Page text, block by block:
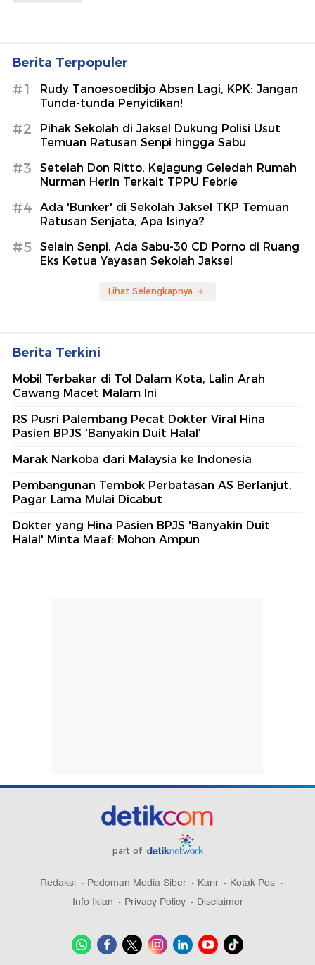
Berita Terpopuler
#1
Rudy Tanoesoedibjo Absen Lagi, KPK: Jangan
Tunda-tunda Penyidikan!
#2
Pihak Sekolah di Jaksel Dukung Polisi Usut
Temuan Ratusan Senpi hingga Sabu
#3
Setelah Don Ritto, Kejagung Geledah Rumah
Nurman Herin Terkait TPPU Febrie
#4
Ada 'Bunker' di Sekolah Jaksel TKP Temuan
Ratusan Senjata, Apa Isinya?
#5
Selain Senpi, Ada Sabu-30 CD Porno di Ruang
Eks Ketua Yayasan Sekolah Jaksel
Lihat Selengkapnya
Berita Terkini
Mobil Terbakar di Tol Dalam Kota, Lalin Arah
Cawang Macet Malam Ini
RS Pusri Palembang Pecat Dokter Viral Hina
Pasien BPJS 'Banyakin Duit Halal'
Marak Narkoba dari Malaysia ke Indonesia
Pembangunan Tembok Perbatasan AS Berlanjut,
Pagar Lama Mulai Dicabut
Dokter yang Hina Pasien BPJS 'Banyakin Duit
Halal' Minta Maaf: Mohon Ampun
part of
Redaksi Pedoman Media Siber Karir
Kotak Pos
Info Iklan
Privacy Policy Disclaimer